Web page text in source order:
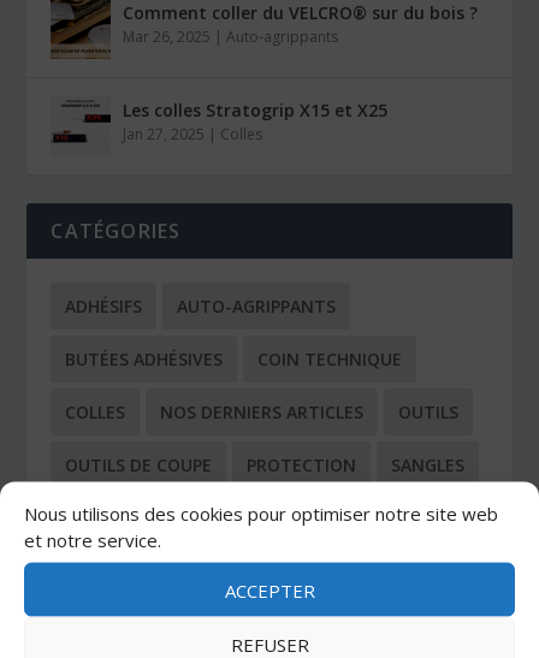
Nous utilisons des cookies pour optimiser notre site web
et notre service.
ACCEPTER
REFUSER
Comment coller du VELCRO® sur du bois ?
Mar 26, 2025 |Auto-agrippants
Les colles Stratogrip X15 et X25
Jan 27, 2025 | Colles
CATÉGORIES
ADHÉSIFS AUTO-AGRIPPANTS
BUTÉES ADHÉSIVES COIN TECHNIQUE
COLLES NOS DERNIERS ARTICLES OUTILS
OUTILS DE COUPE PROTECTION SANGLES
TOUS LES ARTICLES